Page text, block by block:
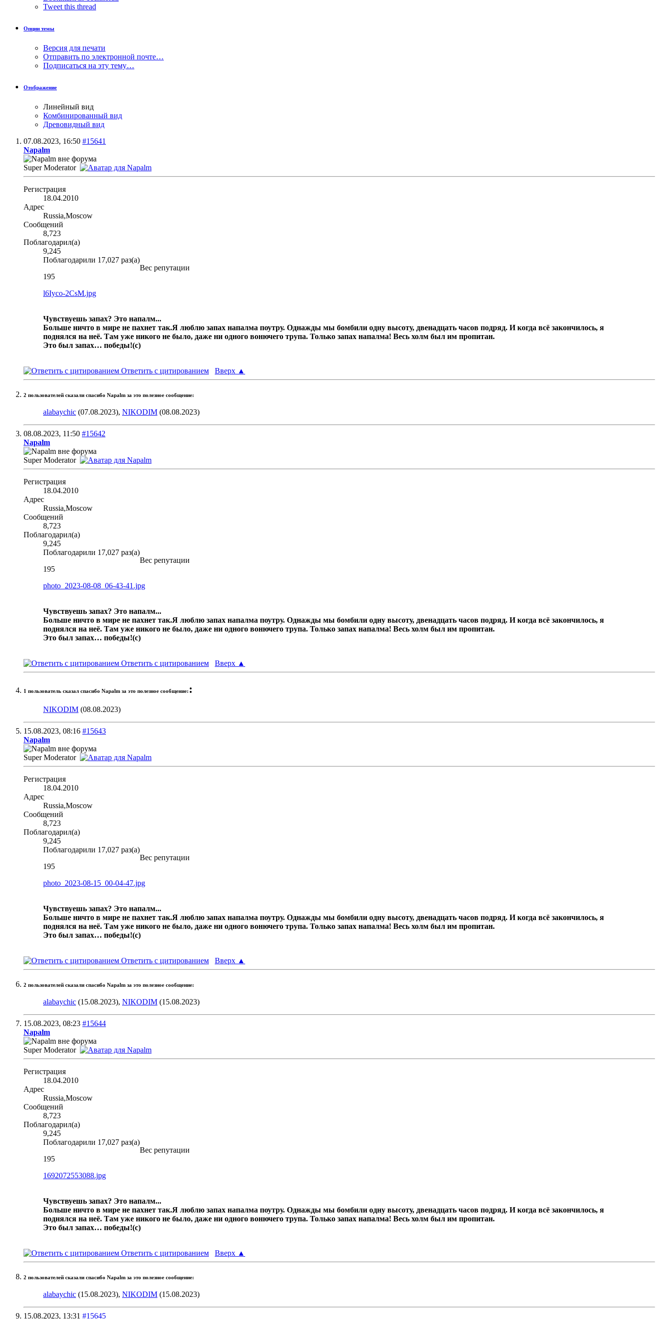
Tweet this thread
Опции темы
Версия для печати
Отправить по электронной почте…
Подписаться на эту тему…
Отображение
Линейный вид
Комбинированный вид
Древовидный вид
07.08.2023, 16:50 #15641
Napalm
Super Moderator
Регистрация
18.04.2010
Адрес
Russia,Moscow
Сообщений
8,723
Поблагодарил(а)
9,245
Поблагодарили 17,027 раз(а)
Вес репутации
195
l6Iyco-2CsM.jpg
Чувствуешь запах? Это напалм...
Больше ничто в мире не пахнет так.Я люблю запах напалма поутру. Однажды мы бомбили одну высоту, двенадцать часов подряд. И когда всё закончилось, я
поднялся на неё. Там уже никого не было, даже ни одного вонючего трупа. Только запах напалма! Весь холм был им пропитан.
Это был запах… победы!(с)
Ответить с цитированием Вверх ▲
2 пользователей сказали cпасибо Napalm за это полезное сообщение:
alabaychic (07.08.2023), NIKODIM (08.08.2023)
08.08.2023, 11:50 #15642
Napalm
Super Moderator
Регистрация
18.04.2010
Адрес
Russia,Moscow
Сообщений
8,723
Поблагодарил(а)
9,245
Поблагодарили 17,027 раз(а)
Вес репутации
195
photo_2023-08-08_06-43-41.jpg
Чувствуешь запах? Это напалм...
Больше ничто в мире не пахнет так.Я люблю запах напалма поутру. Однажды мы бомбили одну высоту, двенадцать часов подряд. И когда всё закончилось, я
поднялся на неё. Там уже никого не было, даже ни одного вонючего трупа. Только запах напалма! Весь холм был им пропитан.
Это был запах… победы!(с)
Ответить с цитированием Вверх ▲
1 пользователь сказал cпасибо Napalm за это полезное сообщение: :
NIKODIM (08.08.2023)
15.08.2023, 08:16 #15643
Napalm
Super Moderator
Регистрация
18.04.2010
Адрес
Russia,Moscow
Сообщений
8,723
Поблагодарил(а)
9,245
Поблагодарили 17,027 раз(а)
Вес репутации
195
photo_2023-08-15_00-04-47.jpg
Чувствуешь запах? Это напалм...
Больше ничто в мире не пахнет так.Я люблю запах напалма поутру. Однажды мы бомбили одну высоту, двенадцать часов подряд. И когда всё закончилось, я
поднялся на неё. Там уже никого не было, даже ни одного вонючего трупа. Только запах напалма! Весь холм был им пропитан.
Это был запах… победы!(с)
Ответить с цитированием Вверх ▲
2 пользователей сказали cпасибо Napalm за это полезное сообщение:
alabaychic (15.08.2023), NIKODIM (15.08.2023)
15.08.2023, 08:23 #15644
Napalm
Super Moderator
Регистрация
18.04.2010
Адрес
Russia,Moscow
Сообщений
8,723
Поблагодарил(а)
9,245
Поблагодарили 17,027 раз(а)
Вес репутации
195
1692072553088.jpg
Чувствуешь запах? Это напалм...
Больше ничто в мире не пахнет так.Я люблю запах напалма поутру. Однажды мы бомбили одну высоту, двенадцать часов подряд. И когда всё закончилось, я
поднялся на неё. Там уже никого не было, даже ни одного вонючего трупа. Только запах напалма! Весь холм был им пропитан.
Это был запах… победы!(с)
Ответить с цитированием Вверх ▲
2 пользователей сказали cпасибо Napalm за это полезное сообщение:
alabaychic (15.08.2023), NIKODIM (15.08.2023)
15.08.2023, 13:31 #15645